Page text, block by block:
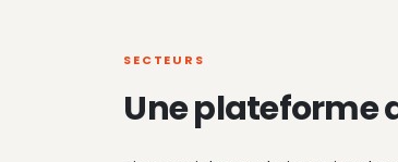
SECTEURS
Une plateforme